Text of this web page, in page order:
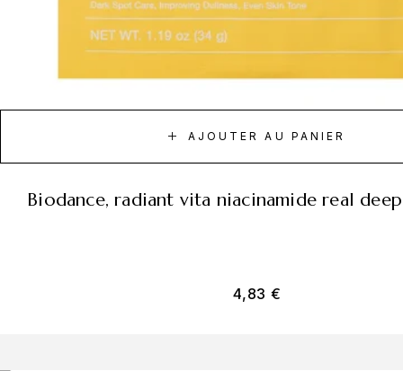
AJOUTER AU PANIER
biodance, radiant vita niacinamide real
4,83€